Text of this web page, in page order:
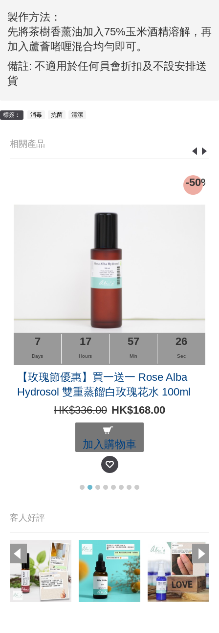
製作方法：
先將茶樹香薰油加入75%玉米酒精溶解，再
加入蘆薈啫喱混合均勻即可。
備註: 不適用於任何員會折扣及不設安排送
貨
標簽︰ 消毒 抗菌 清潔
相關產品
-50%
7
Days
17
Hours
57
Min
26
Sec
【玫瑰節優惠】買一送一 Rose Alba
Hydrosol 雙重蒸餾白玫瑰花水 100ml
HK$336.00 HK$168.00
加入購物車
客人好評